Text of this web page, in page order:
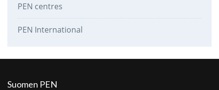
PEN centres
PEN International
Suomen PEN